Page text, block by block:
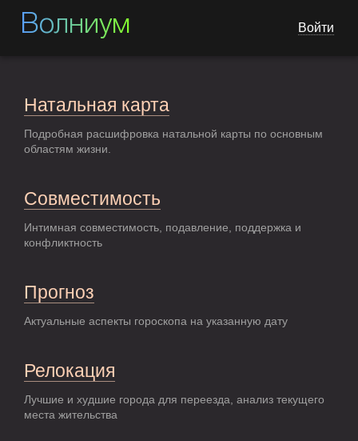
Волниум Войти
Натальная карта
Подробная расшифровка натальной карты по основным
областям жизни.
Совместимость
Интимная совместимость, подавление, поддержка и
конфликтность
Прогноз
Актуальные аспекты гороскопа на указанную дату
Релокация
Лучшие и худшие города для переезда, анализ текущего
места жительства